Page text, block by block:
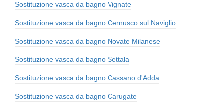
Sostituzione vasca da bagno Vignate
Sostituzione vasca da bagno Cernusco sul Naviglio
Sostituzione vasca da bagno Novate Milanese
Sostituzione vasca da bagno Settala
Sostituzione vasca da bagno Cassano d'Adda
Sostituzione vasca da bagno Carugate